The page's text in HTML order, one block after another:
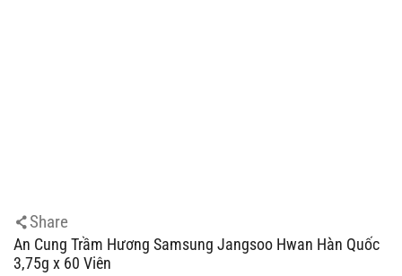
Share
An Cung Trầm Hương Samsung Jangsoo Hwan Hàn Quốc
3,75g x 60 Viên